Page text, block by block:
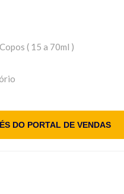
( 15 a 70ml )
DO PORTAL DE VENDAS